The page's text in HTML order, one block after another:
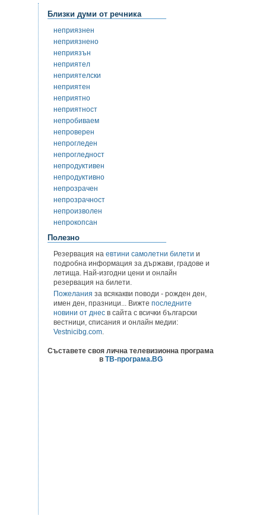
Близки думи от речника
неприязнен
неприязнено
неприязън
неприятел
неприятелски
неприятен
неприятно
неприятност
непробиваем
непроверен
непрогледен
непрогледност
непродуктивен
непродуктивно
непрозрачен
непрозрачност
непроизволен
непрокопсан
Полезно
Резервация на евтини самолетни билети и
подробна информация за държави, градове и
летища. Най-изгодни цени и онлайн
резервация на билети.
Пожелания за всякакви поводи - рожден ден,
имен ден, празници... Вижте последните
новини от днес в сайта с всички български
вестници, списания и онлайн медии:
Vestnicibg.com.
Съставете своя лична телевизионна програма
в ТВ-програма.BG